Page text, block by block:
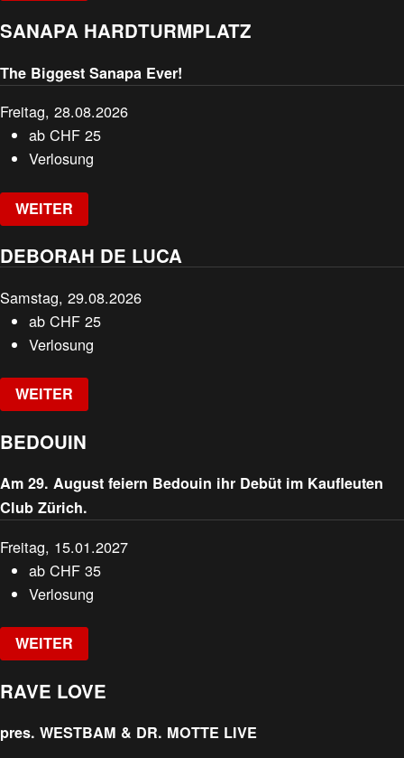
SANAPA HARDTURMPLATZ
The Biggest Sanapa Ever!
Freitag, 28.08.2026
abCHF 25
Verlosung
WEITER
DEBORAH DE LUCA
Samstag, 29.08.2026
abCHF 25
Verlosung
WEITER
BEDOUIN
Am 29. August feiern Bedouin ihr Debüt im Kaufleuten
Club Zürich.
Freitag, 15.01.2027
abCHF 35
Verlosung
WEITER
RAVE LOVE
pres. WESTBAM & DR. MOTTE LIVE